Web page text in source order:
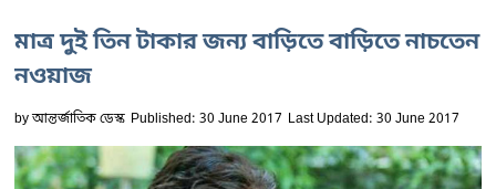
মাত্র দুই তিন টাকার জন্য বাড়িতে বাড়িতে নাচতেন
নওয়াজ
byআন্তর্জাতিক ডেস্ক Published: 30 June 2017 Last Updated: 30 June 2017